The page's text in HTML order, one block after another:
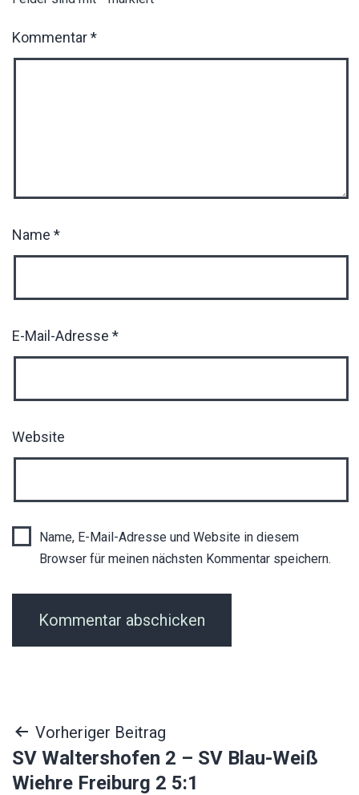
Kommentar*
Name *
E-Mail-Adresse *
Website
Name, E-Mail-Adresse und Website in diesem
Browser für meinen nächsten Kommentar speichern.
Beitragsnavigation
Vorheriger Beitrag
SV Waltershofen 2 – SV Blau-Weiß
Wiehre Freiburg 2 5:1